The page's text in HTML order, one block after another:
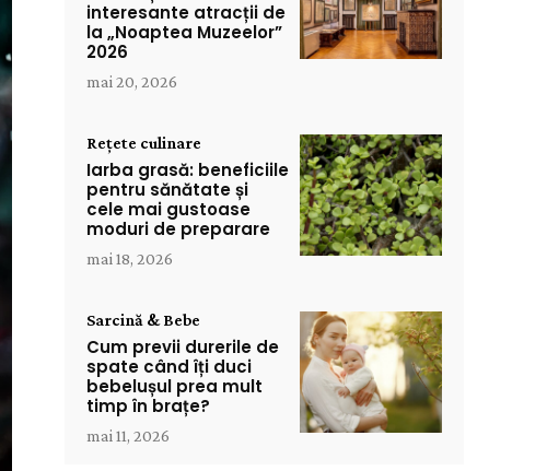
interesante atracții de
la „Noaptea Muzeelor”
2026
mai 20, 2026
Rețete culinare
Iarba grasă: beneficiile
pentru sănătate și
cele mai gustoase
moduri de preparare
mai 18, 2026
Sarcină & Bebe
Cum previi durerile de
spate când îți duci
bebelușul prea mult
timp în brațe?
mai 11, 2026